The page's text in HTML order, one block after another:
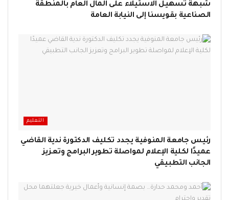
شبهة تسهيل الاستيلاء على المال العام بالمنطقة
الصناعية بقويسنا إلى النيابة العامة
التعليم
رئيس جامعة المنوفية يجدد تكليف الدكتورة ندية القاضي
عميدًا لكلية الإعلام لمواصلة تطوير البرامج وتعزيز
الجانب التطبيقي